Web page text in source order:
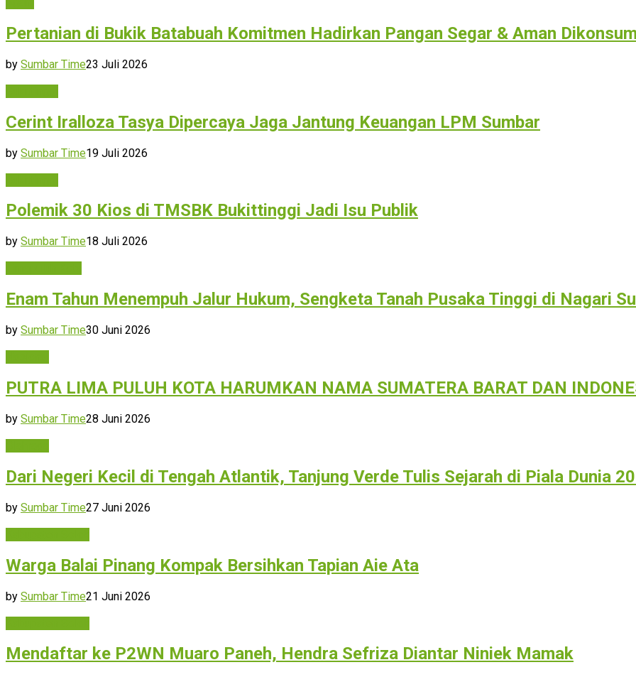
Pertanian di Bukik Batabuah Komitmen Hadirkan Pangan Segar & Aman
by Sumbar Time23 Juli 2026
Cerint Iralloza Tasya Dipercaya Jaga Jantung Keuangan LPM Sumbar
by Sumbar Time19 Juli 2026
Polemik 30 Kios di TMSBK Bukittinggi Jadi Isu Publik
by Sumbar Time18 Juli 2026
Enam Tahun Menempuh Jalur Hukum, Sengketa Tanah Pusaka Tinggi di Nagari
by Sumbar Time30 Juni 2026
PUTRA LIMA PULUH KOTA HARUMKAN NAMA SUMATERA BARAT DAN
by Sumbar Time28 Juni 2026
Dari Negeri Kecil di Tengah Atlantik, Tanjung Verde Tulis Sejarah di Piala Dunia
by Sumbar Time27 Juni 2026
Warga Balai Pinang Kompak Bersihkan Tapian Aie Ata
by Sumbar Time21 Juni 2026
Mendaftar ke P2WN Muaro Paneh, Hendra Sefriza Diantar Niniek Mamak